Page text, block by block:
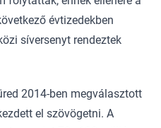
évtizedekben
síversenyt rendeztek
2014-ben megválasztott
el szövögetni. A